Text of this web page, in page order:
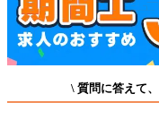
\ 質問に答えて、